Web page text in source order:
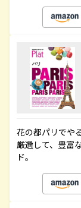
花の都パリでや
厳選して、豊富
ド。